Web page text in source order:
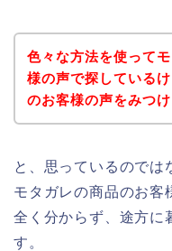
色々な方法を使って
様の声で探している
のお客様の声をみつ
と、思っているのでは
モタガレの商品のお客
全く分からず、途方に
す。